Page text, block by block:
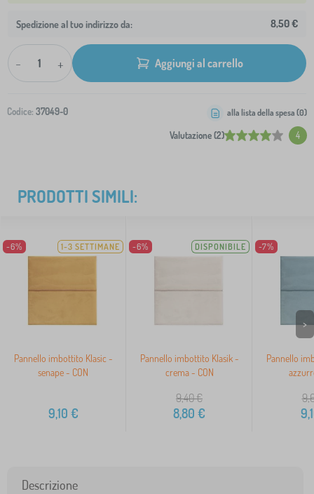
Spedizione al tuo indirizzo da: 8,50 €
- + Aggiungi al carrello
Codice: 37049-0
Valutazione (2) 4
alla lista della spesa (0)
PRODOTTI SIMILI:
-6% 1-3 SETTIMANE
Pannello imbottito Klasic -
senape - CON
9,10 €
-6% DISPONIBILE
Pannello imbottito Klasik -
crema - CON
9,40€
8,80 €
-7%
Pannello
>
Descrizione